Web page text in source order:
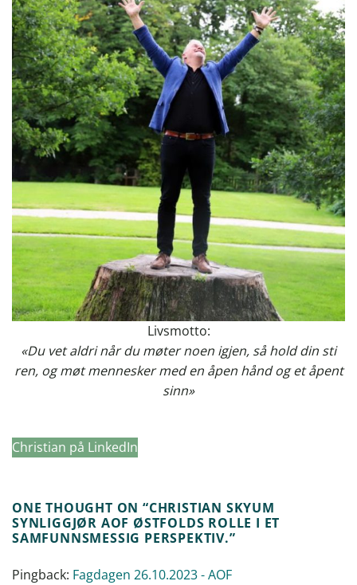
Livsmotto:
«Du vet aldri når du møter noen igjen, så hold din sti
ren, og møt mennesker med en åpen hånd og et åpent
sinn»
Christian på LinkedIn
ONE THOUGHT ON “CHRISTIAN SKYUM
SYNLIGGJØR AOF ØSTFOLDS ROLLE I ET
SAMFUNNSMESSIG PERSPEKTIV.”
Pingback: Fagdagen 26.10.2023 - AOF